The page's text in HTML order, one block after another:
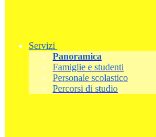
Servizi
Panoramica
Famiglie e studenti
Personale scolastico
Percorsi di studio